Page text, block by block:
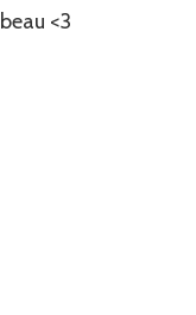
beau <3